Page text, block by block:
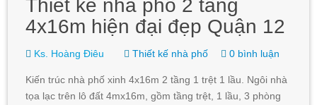
Thiết kế nhà phố 2 tầng
4x16m hiện đại đẹp Quận 12
Ks. Hoàng Điêu Thiết kế nhà phố 0 bình luận
Kiến trúc nhà phố xinh 4x16m 2 tầng 1 trệt 1 lầu. Ngôi nhà
tọa lạc trên lô đất 4mx16m, gồm tầng trệt, 1 lầu, 3 phòng